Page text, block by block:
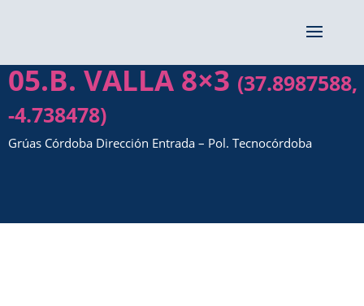
05.B. VALLA 8×3 (37.8987588,
-4.738478)
Grúas Córdoba Dirección Entrada – Pol. Tecnocórdoba